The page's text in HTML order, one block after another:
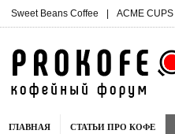
Sweet Beans Coffee | ACME CUPS
ГЛАВНАЯ СТАТЬИ ПРО КОФЕ